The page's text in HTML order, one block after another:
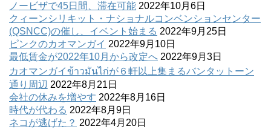
ノービザで45日間、滞在可能 2022年10月6日
クィーンシリキット・ナショナルコンベンションセンター
(QSNCC)の催し、イベント始まる 2022年9月25日
ピンクのカオマンガイ 2022年9月10日
最低賃金が2022年10月から改定へ 2022年9月3日
カオマンガイข้าวมันไก่が６軒以上集まるバンタットーン
通り周辺 2022年8月21日
会社の休みを増やす 2022年8月16日
時代が代わる 2022年8月9日
ネコが逃げた？ 2022年4月20日